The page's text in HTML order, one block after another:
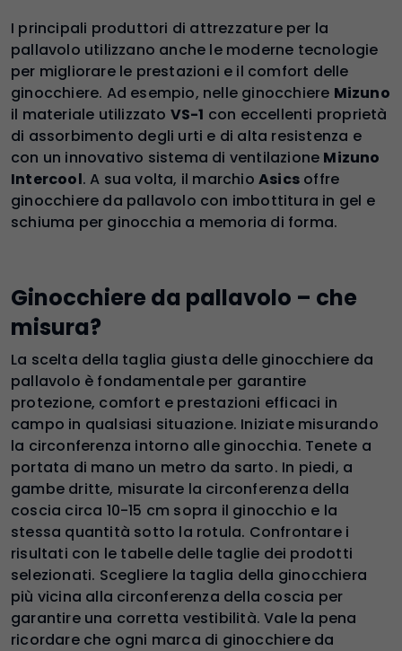
I principali produttori di attrezzature per la
pallavolo utilizzano anche le moderne tecnologie
per migliorare le prestazioni e il comfort delle
ginocchiere. Ad esempio, nelle ginocchiere Mizuno
il materiale utilizzato VS-1 con eccellenti proprietà
di assorbimento degli urti e di alta resistenza e
con un innovativo sistema di ventilazione Mizuno
Intercool. A sua volta, il marchioAsics offre
ginocchiere da pallavolo con imbottitura in gel e
schiuma per ginocchia a memoria di forma.
Ginocchiere da pallavolo – che
misura?
La scelta della taglia giusta delle ginocchiere da
pallavolo è fondamentale per garantire
protezione, comfort e prestazioni efficaci in
campo in qualsiasi situazione. Iniziate misurando
la circonferenza intorno alle ginocchia. Tenete a
portata di mano un metro da sarto. In piedi, a
gambe dritte, misurate la circonferenza della
coscia circa 10-15 cm sopra il ginocchio e la
stessa quantità sotto la rotula. Confrontare i
risultati con le tabelle delle taglie dei prodotti
selezionati. Scegliere la taglia della ginocchiera
più vicina alla circonferenza della coscia per
garantire una corretta vestibilità. Vale la pena
ricordare che ogni marca di ginocchiere da